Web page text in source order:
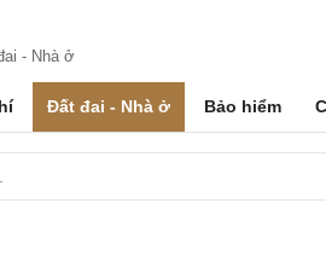
- Nhà ở
Đất đai - Nhà ở Bảo hiểm